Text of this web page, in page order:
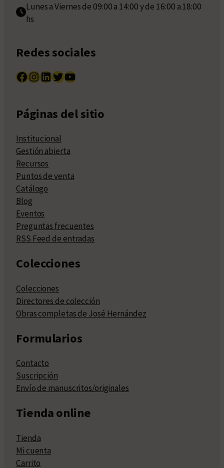
Lunes a Viernes de 09:00 a 14:00 y de 16:00 a 18:00
hs
Redes sociales
Facebook InstagramLinkedIn Twitter YouTube
Páginas del sitio
Institucional
Gestión abierta
Recursos
Puntos de venta
Catálogo
Blog
Eventos
Preguntas frecuentes
RSS Feed de entradas
Colecciones
Colecciones
Directores de colección
Obras completas de José Hernández
Formularios
Contacto
Suscripción
Envío de manuscritos/originales
Tienda online
Tienda
Mi cuenta
Carrito